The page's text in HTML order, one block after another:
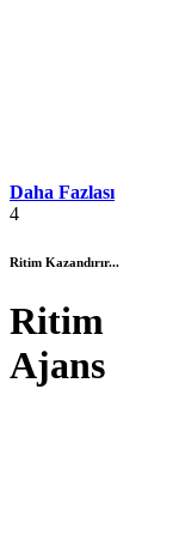
Daha Fazlası
4
Ritim Kazandırır...
Ritim
Ajans